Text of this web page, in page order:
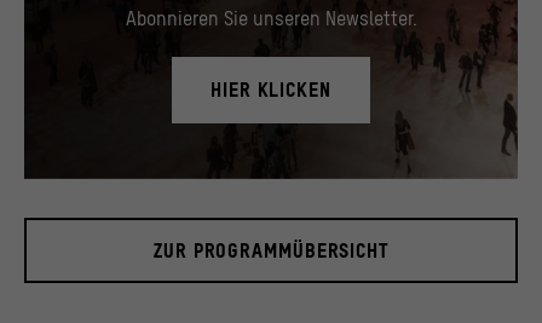
Abonnieren Sie unseren Newsletter.
HIER KLICKEN
ZUR PROGRAMMÜBERSICHT